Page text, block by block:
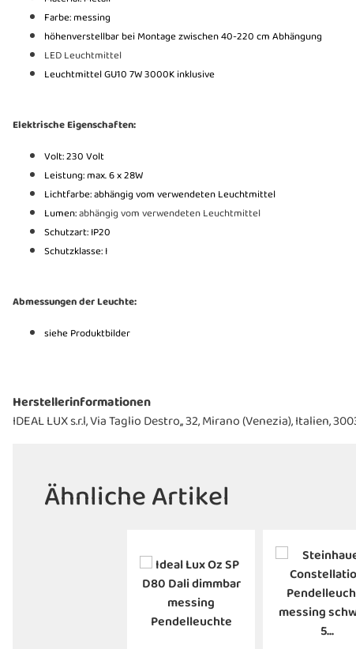
Farbe: messing
höhenverstellbar bei Montage zwischen 40-220 cm Abhängung
LED Leuchtmittel
Leuchtmittel GU10 7W 3000K inklusive
Elektrische Eigenschaften:
Volt: 230 Volt
Leistung: max. 6 x 28W
Lichtfarbe: abhängig vom verwendeten Leuchtmittel
Lumen:abhängig vom verwendeten Leuchtmittel
Schutzart: IP20
Schutzklasse: I
Abmessungen der Leuchte:
siehe Produktbilder
Herstellerinformationen
IDEAL LUX s.r.l, Via Taglio Destro,, 32, Mirano (Venezia),
Ähnliche Artikel